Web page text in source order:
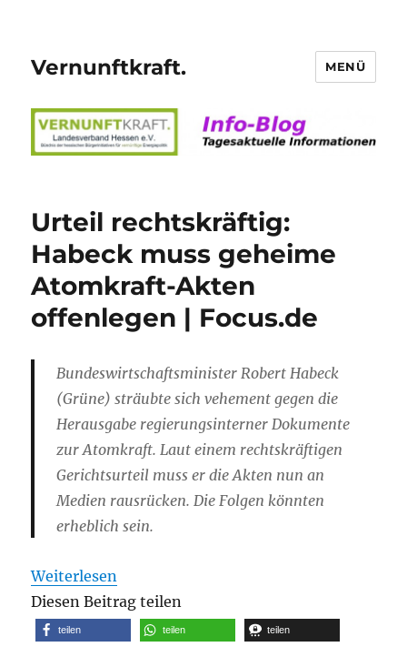
Vernunftkraft. MENÜ
Urteil rechtskräftig:
Habeck muss geheime
Atomkraft-Akten
offenlegen | Focus.de
Bundeswirtschaftsminister Robert Habeck
(Grüne) sträubte sich vehement gegen die
Herausgabe regierungsinterner Dokumente
zur Atomkraft. Laut einem rechtskräftigen
Gerichtsurteil muss er die Akten nun an
Medien rausrücken. Die Folgen könnten
erheblich sein.
Weiterlesen
Diesen Beitrag teilen
teilen teilen teilen